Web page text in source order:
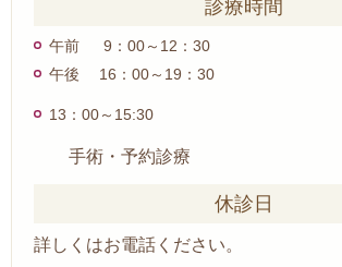
診療時間
午前 9：00～12：30
午後 16：00～19：30
13：00～15:30
手術・予約診療
休診日
詳しくはお電話ください。